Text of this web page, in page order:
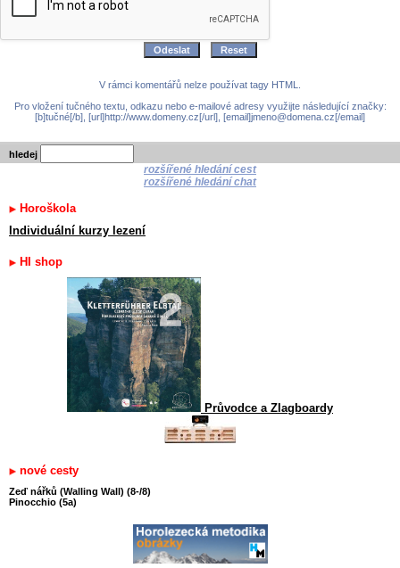
V rámci komentářů nelze používat tagy HTML.
Pro vložení tučného textu, odkazu nebo e-mailové adresy využijte následující značky:
[b]tučné[/b], [url]http://www.domeny.cz[/url], [email]jmeno@domena.cz[/email]
hledej
rozšířené hledání cest
rozšířené hledání chat
Horoškola
Individuální kurzy lezení
HI shop
Průvodce a Zlagboardy
nové cesty
Zeď nářků (Walling Wall) (8-/8)
Pinocchio (5a)